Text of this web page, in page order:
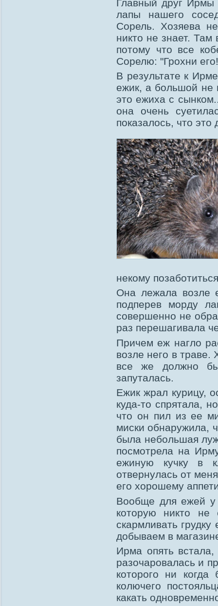
Главный друг Ирмы
лапы нашего
Сорель. Хозяева
никто не знает.
потому что все
Сорелю: "Грохни
В результате к
ежик, а большой не
это ежиха с
она очень
показалось, что это
некому
Она лежала возле
подперев морду
совершенно не
раз перешагивала
Причем еж нагло
возле него в
все же должно
запуталась.
Ежик жрал курицу,
куда-то спрятала,
что он пил из ее
миски обнаружила,
была небольшая
посмотрела на
ежиную кучку в
отвернулась от
его хорошему
Вообще для ежей у
которую никто
скармливать
добываем в
Ирма опять
разочаровалась и
которого ни
колючего
какать